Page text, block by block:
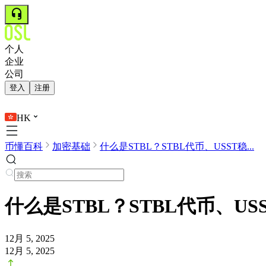
个人
企业
公司
登入 注册
HK
币懂百科 加密基础 什么是STBL？STBL代币、USST稳...
什么是STBL？STBL代币、
12月 5, 2025
12月 5, 2025